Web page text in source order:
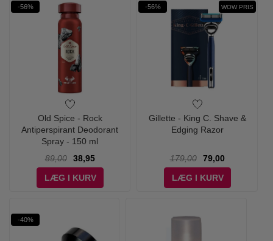
-56%
Old Spice - Rock
Antiperspirant Deodorant
Spray - 150 ml
89,00
38,95
LÆG I KURV
-56% WOW PRIS
Gillette - King C. Shave &
Edging Razor
179,00
79,00
LÆG I KURV
-40%